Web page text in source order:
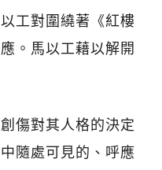
工對圍繞著《紅樓
。馬以工藉以解開
傷對其人格的決定
隨處可見的、呼應